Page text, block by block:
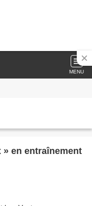
MENU
» en entraînement